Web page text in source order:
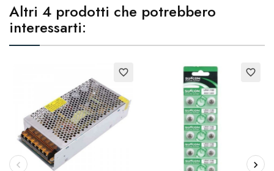
Altri 4 prodotti che potrebbero
interessarti:
favorite_border favorite_border